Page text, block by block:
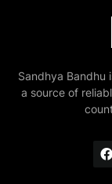
Sandhya Bandhu
a source of